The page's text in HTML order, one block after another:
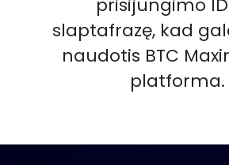
prisijungimo
slaptafrazę, kad
naudotis BTC
platforma.